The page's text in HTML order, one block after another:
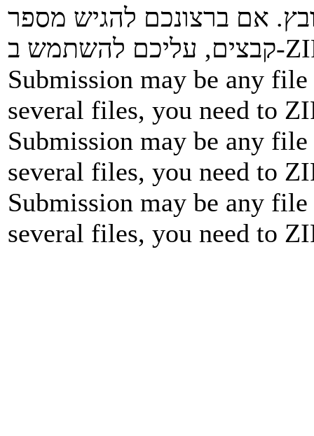
אם ברצונכם להגיש מספר
Submission may be any
several files, you need to
Submission may be any
several files, you need to
Submission may be any
several files, you need to